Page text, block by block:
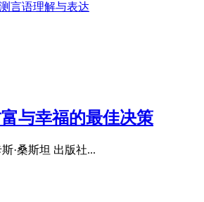
言语理解与表达
与幸福的最佳决策
·桑斯坦 出版社...